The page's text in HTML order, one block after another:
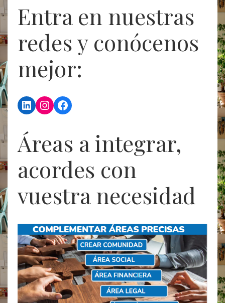
Entra en nuestras
redes y conócenos
mejor:
LinkedIn
Instagram
Facebook
Áreas a integrar,
acordes con
vuestra necesidad